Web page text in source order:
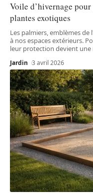
Voile d’hivernage
plantes exotiques
Les palmiers, emblèmes
à nos espaces extérieurs.
leur protection devient une
Jardin 3 avril 2026